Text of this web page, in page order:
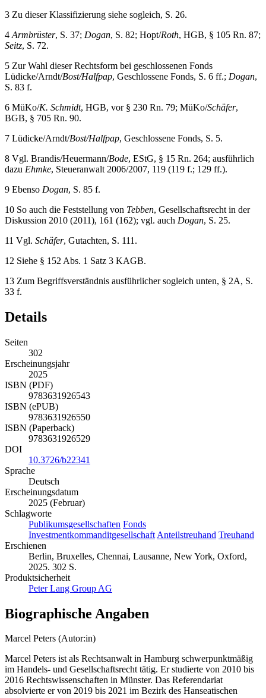
3 Zu dieser Klassifizierung siehe sogleich, S. 26.
4 Armbrüster, S. 37; Dogan, S. 82; Hopt/Roth, HGB, § 105 Rn. 87;
Seitz, S. 72.
5 Zur Wahl dieser Rechtsform bei geschlossenen Fonds
Lüdicke/Arndt/Bost/Halfpap, Geschlossene Fonds, S. 6 ff.; Dogan,
S. 83 f.
6 MüKo/K. Schmidt, HGB, vor § 230 Rn. 79; MüKo/Schäfer,
BGB, § 705 Rn. 90.
7 Lüdicke/Arndt/Bost/Halfpap, Geschlossene Fonds, S. 5.
8 Vgl. Brandis/Heuermann/Bode, EStG, § 15 Rn. 264; ausführlich
dazu Ehmke, Steueranwalt 2006/2007, 119 (119 f.; 129 ff.).
9 Ebenso Dogan, S. 85 f.
10 So auch die Feststellung von Tebben, Gesellschaftsrecht in der
Diskussion 2010 (2011), 161 (162); vgl. auch Dogan, S. 25.
11 Vgl. Schäfer, Gutachten, S. 111.
12 Siehe § 152 Abs. 1 Satz 3 KAGB.
13 Zum Begriffsverständnis ausführlicher sogleich unten, § 2A, S.
33 f.
Details
Seiten
302
Erscheinungsjahr
2025
ISBN (PDF)
9783631926543
ISBN (ePUB)
9783631926550
ISBN (Paperback)
9783631926529
DOI
10.3726/b22341
Sprache
Deutsch
Erscheinungsdatum
2025 (Februar)
Schlagworte
Publikumsgesellschaften Fonds
Investmentkommanditgesellschaft Anteilstreuhand Treuhand
Erschienen
Berlin, Bruxelles, Chennai, Lausanne, New York, Oxford,
2025. 302 S.
Produktsicherheit
Peter Lang Group AG
Biographische Angaben
Marcel Peters (Autor:in)
Marcel Peters ist als Rechtsanwalt in Hamburg schwerpunktmäßig
im Handels- und Gesellschaftsrecht tätig. Er studierte von 2010 bis
2016 Rechtswissenschaften in Münster. Das Referendariat
absolvierte er von 2019 bis 2021 im Bezirk des Hanseatischen